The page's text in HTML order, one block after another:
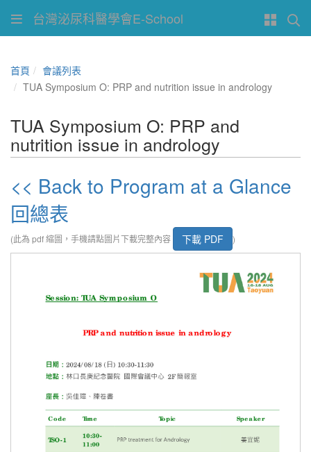
台灣泌尿科醫學會E-School
首頁
會議列表
TUA Symposium O: PRP and nutrition issue in andrology
TUA Symposium O: PRP and
nutrition issue in andrology
<< Back to Program at a Glance
回總表
(此為 pdf 縮圖，手機請點圖片下載完整內容 下載 PDF )